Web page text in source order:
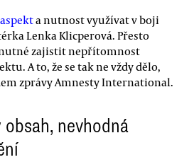
a nutnost využívat v boji
Lenka Klicperová. Přesto
zajistit nepřítomnost
A to, že se tak ne vždy dělo,
zprávy Amnesty International.
nevhodná